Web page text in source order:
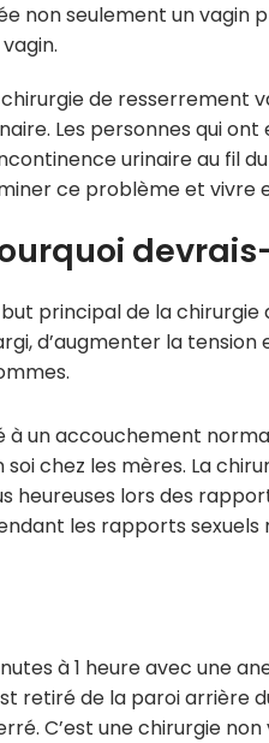
non seulement un vagin
chirurgie de resserrement
Les personnes qui
urinaire au fil
ce problème et vivre
but principal de la
d’augmenter la
un accouchement
chez les mères. La
heureuses lors des
les rapports
à 1 heure avec une
de la paroi arrière
C’est une chirurgie